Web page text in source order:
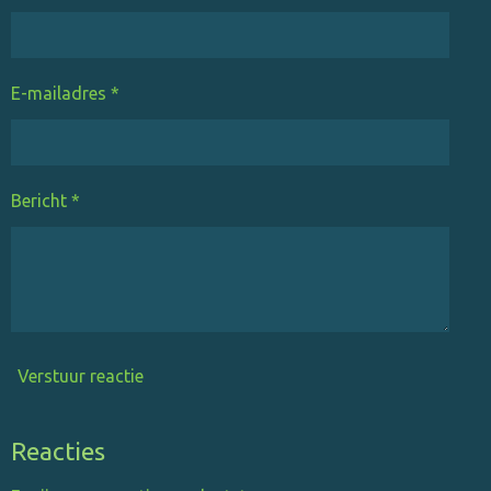
E-mailadres *
Bericht *
Verstuur reactie
Reacties